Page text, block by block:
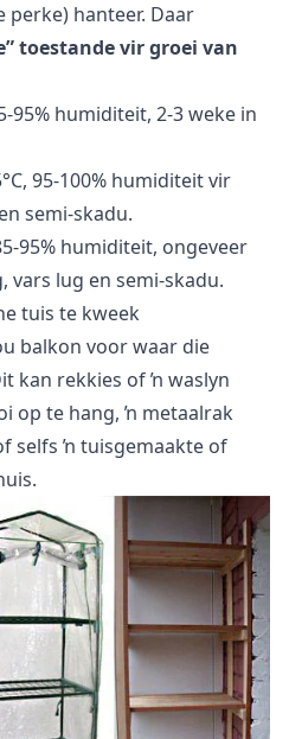
hanteer. Daar
toestande vir groei van
95% humiditeit, 2-3 weke in
95-100% humiditeit vir
semi-skadu.
95% humiditeit, ongeveer
vars lug en semi-skadu.
tuis te kweek
balkon voor waar die
kan rekkies of ŉ waslyn
op te hang, ŉ metaalrak
selfs ŉ tuisgemaakte of